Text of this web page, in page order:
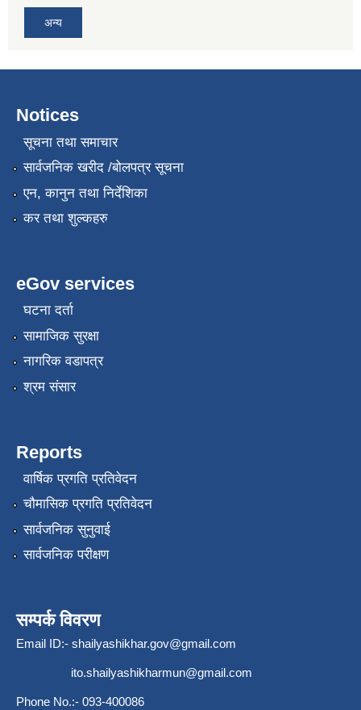
अन्य
Notices
सूचना तथा समाचार
सार्वजनिक खरीद /बोलपत्र सूचना
एन, कानुन तथा निर्देशिका
कर तथा शुल्कहरु
eGov services
घटना दर्ता
सामाजिक सुरक्षा
नागरिक वडापत्र
श्रम संसार
Reports
वार्षिक प्रगति प्रतिवेदन
चौमासिक प्रगति प्रतिवेदन
सार्वजनिक सुनुवाई
सार्वजनिक परीक्षण
सम्पर्क विवरण
Email ID:- shailyashikhar.gov@gmail.com
ito.shailyashikharmun@gmail.com
Phone No.:- 093-400086